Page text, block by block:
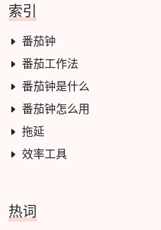
索引
番茄钟
番茄工作法
番茄钟是什么
番茄钟怎么用
拖延
效率工具
热词